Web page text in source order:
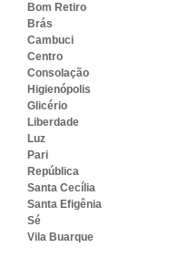
Bom Retiro
Brás
Cambuci
Centro
Consolação
Higienópolis
Glicério
Liberdade
Luz
Pari
República
Santa Cecília
Santa Efigênia
Sé
Vila Buarque